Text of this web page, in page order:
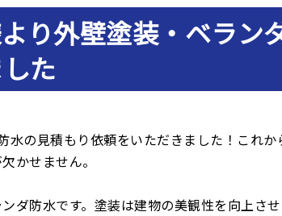
り外壁塗装・ベラン
た
水の見積もり依頼をいただきました！これ
かせません。
ダ防水です。塗装は建物の美観性を向上さ